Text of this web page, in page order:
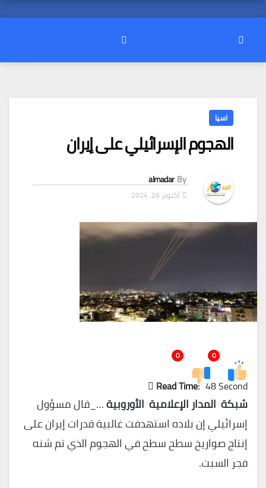
اسيا
الهجوم الإسرائيلي على إيران
By
almadar
أكتوبر 26, 2024
0
0
Read Time: 48 Second
شبكة المدار الإعلامية الأوروبية…_قال مسؤول
إسرائيلي إن بلاده استهدفت غالبية قدرات إيران على
إنتاج صواريخ سطح سطح في الهجوم الذي تم شنه
فجر السبت.